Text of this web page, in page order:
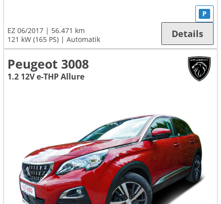
EZ 06/2017
56.471 km
121 kW (165 PS)
Automatik
P
Details
Peugeot 3008
1.2 12V e-THP Allure